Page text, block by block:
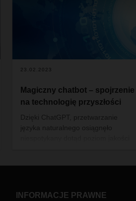
23.02.2023
Magiczny chatbot – spojrzenie
na technologię przyszłości
Dzięki ChatGPT, przetwarzanie
języka naturalnego osiągnęło
INFORMACJE PRAWNE